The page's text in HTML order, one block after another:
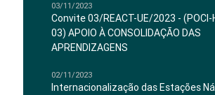
03/11/2023
Convite 03/REACT-UE/2023 -
03) APOIO À CONSOLIDAÇÃO DAS
APRENDIZAGENS
02/11/2023
Internacionalização das Estações